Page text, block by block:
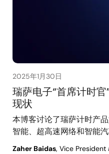
2025年1月30日
瑞萨电子“首席计时
现状
本博客讨论了瑞萨计时产
智能、超高速网络和智能
Zaher Baidas, Vice